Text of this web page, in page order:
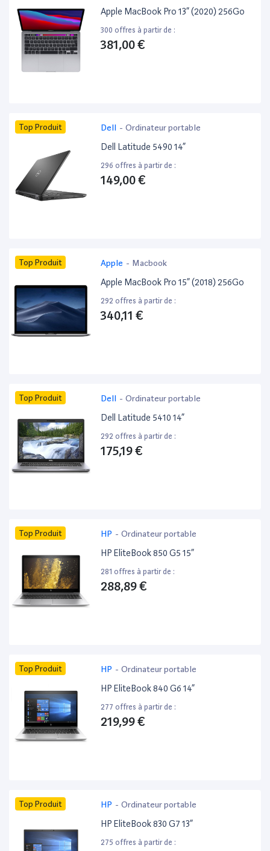
Apple MacBook Pro 13” (2020) 256Go
300 offres à partir de :
381,00 €
Top Produit Dell - Ordinateur portable
Dell Latitude 5490 14”
296 offres à partir de :
149,00 €
Top Produit Apple - Macbook
Apple MacBook Pro 15” (2018) 256Go
292 offres à partir de :
340,11 €
Top Produit Dell - Ordinateur portable
Dell Latitude 5410 14”
292 offres à partir de :
175,19 €
Top Produit HP - Ordinateur portable
HP EliteBook 850 G5 15”
281 offres à partir de :
288,89 €
Top Produit HP - Ordinateur portable
HP EliteBook 840 G6 14”
277 offres à partir de :
219,99 €
Top Produit HP - Ordinateur portable
HP EliteBook 830 G7 13”
275 offres à partir de :